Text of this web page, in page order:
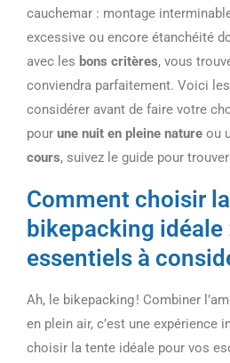
cauchemar : montage
excessive ou encore étanchéité
avec les bons critères, vous
conviendra parfaitement. Voici les
considérer avant de faire votre
pour une nuit en pleine nature ou
cours, suivez le guide pour trouver
Comment choisir
bikepacking idéale
essentiels à
Ah, le bikepacking ! Combiner
en plein air, c’est une expérience
choisir la tente idéale pour vos